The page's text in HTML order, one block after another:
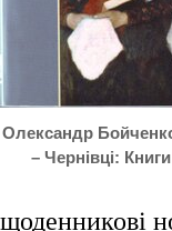
Олександр
– Чернівці:
щоденникові